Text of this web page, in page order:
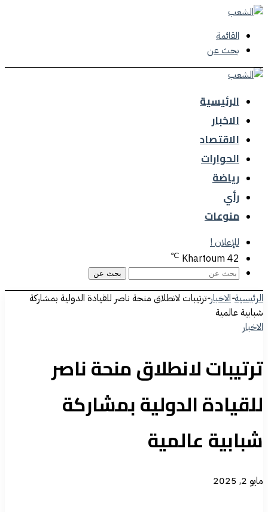
القائمة
بحث عن
الرئيسية
الاخبار
الاقتصاد
الحوارات
رياضة
رأي
منوعات
للإعلان !
Khartoum42
℃
بحث عن
الرئيسية-الاخبار-ترتيبات لانطلاق منحة ناصر للقيادة الدولية بمشاركة
شبابية عالمية
الاخبار
ترتيبات لانطلاق منحة ناصر
للقيادة الدولية بمشاركة
شبابية عالمية
مايو 2, 2025